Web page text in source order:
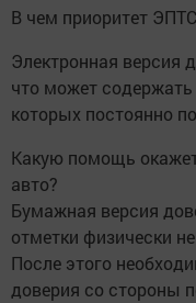
В чем приоритет
Электронная версия
что может
которых постоянно
Какую помощь
авто?
Бумажная версия
отметки физически
После этого
доверия со стороны